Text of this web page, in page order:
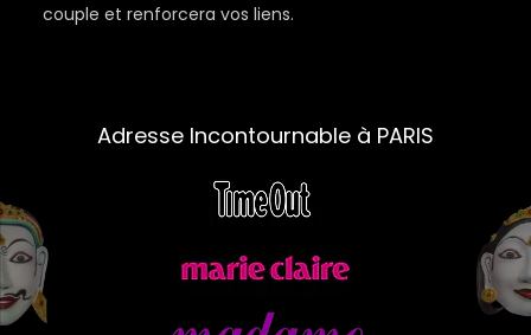
couple et renforcera vos liens.
Adresse Incontournable à PARIS